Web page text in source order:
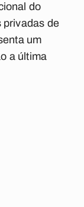
do
privadas de
um
a última